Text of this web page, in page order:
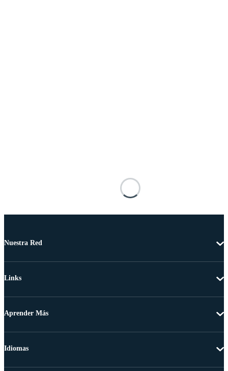
Nuestra Red
Links
Aprender Más
Idiomas